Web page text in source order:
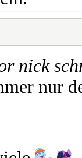
nick
nur